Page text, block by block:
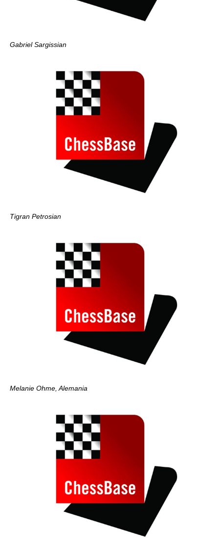
Gabriel Sargissian
Tigran Petrosian
Melanie Ohme, Alemania